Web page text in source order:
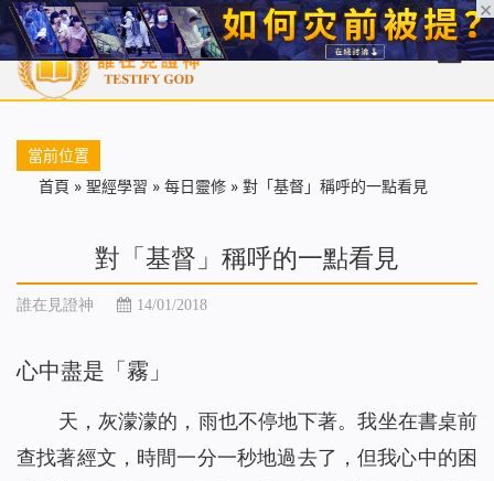
首頁 每日靈糧 天國福音 基督徒見證 信仰解答 聖經
當前位置
首頁 » 聖經學習 » 每日靈修 » 對「基督」稱呼的一點看見
對「基督」稱呼的一點看見
誰在見證神 14/01/2018
心中盡是「霧」
天，灰濛濛的，雨也不停地下著。我坐在書桌前
查找著經文，時間一分一秒地過去了，但我心中的困